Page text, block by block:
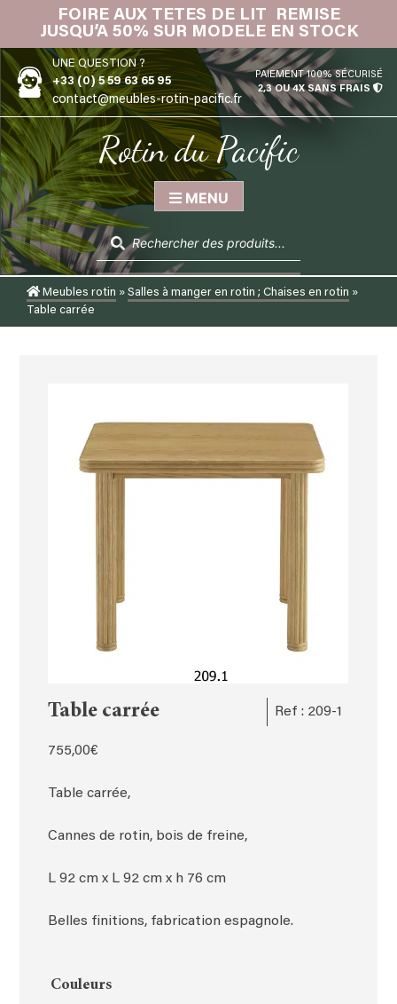
content
FOIRE AUX TETES DE LIT REMISE
JUSQU’A 50% SUR MODELE EN STOCK
UNE QUESTION ?
+33 (0) 5 59 63 65 95
contact@meubles-rotin-pacific.fr
PAIEMENT 100% SÉCURISÉ
2,3 OU 4X SANS FRAIS
Rotin du Pacific
MENU
Recherche
de
produits
Meubles rotin » Salles à manger en rotin ; Chaises en rotin »
Table carrée
Table carrée Ref : 209-1
755,00€
Table carrée,
Cannes de rotin, bois de freine,
L 92 cm x L 92 cm x h 76 cm
Belles finitions, fabrication espagnole.
Couleurs